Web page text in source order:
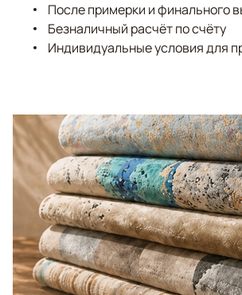
После примерки и финального
Безналичный расчёт по счёту
Индивидуальные условия для